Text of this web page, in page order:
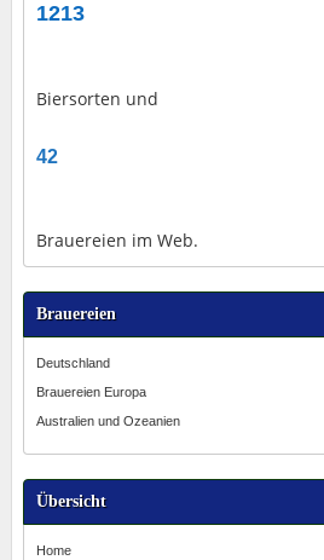
1213
Biersorten und
42
Brauereien im Web.
Brauereien
Deutschland
Brauereien Europa
Australien und Ozeanien
Übersicht
Home